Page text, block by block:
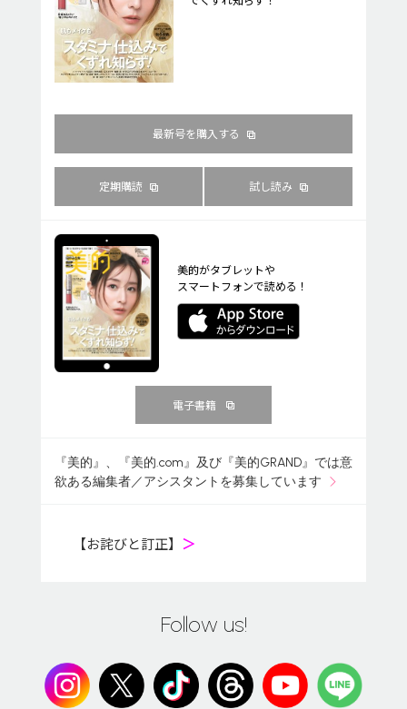
最新号を購入する
定期購読 試し読み
美的がタブレットや
スマートフォンで読める！
電子書籍
『美的』、『美的.com』及び『美的GRAND』では意
欲ある編集者／アシスタントを募集しています
【お詫びと訂正】 ＞
Follow us!